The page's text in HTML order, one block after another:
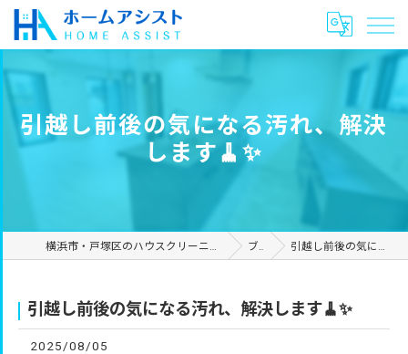
引越し前後の気になる汚れ、解決
します🧹✨
横浜市・戸塚区のハウスクリーニングやリフォームは合同会社ホームアシスト ブログ 引越し前後の気になる汚れ、解決します🧹✨
引越し前後の気になる汚れ、解決します🧹✨
2025/08/05